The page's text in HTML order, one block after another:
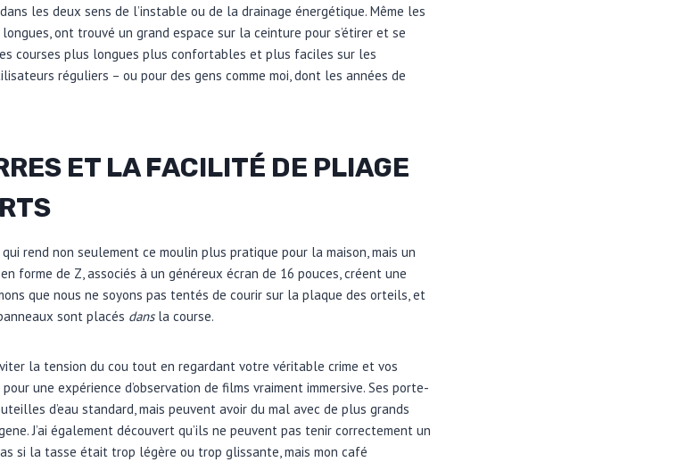
les deux sens de l’instable ou de la drainage énergétique. Même les
ont trouvé un grand espace sur la ceinture pour s’étirer et se
courses plus longues plus confortables et plus faciles sur les
réguliers – ou pour des gens comme moi, dont les années de
ET LA FACILITÉ DE PLIAGE
rend non seulement ce moulin plus pratique pour la maison, mais un
forme de Z, associés à un généreux écran de 16 pouces, créent une
que nous ne soyons pas tentés de courir sur la plaque des orteils, et
sont placés dans la course.
la tension du cou tout en regardant votre véritable crime et vos
une expérience d’observation de films vraiment immersive. Ses porte-
d’eau standard, mais peuvent avoir du mal avec de plus grands
J’ai également découvert qu’ils ne peuvent pas tenir correctement un
si la tasse était trop légère ou trop glissante, mais mon café